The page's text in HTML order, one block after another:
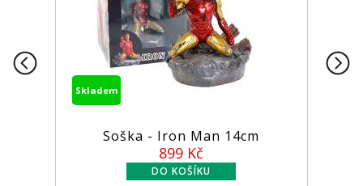
Skladem
Soška - Iron Man 14cm
899 Kč